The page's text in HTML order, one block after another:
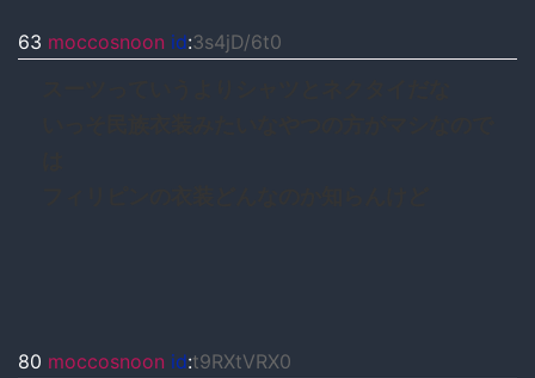
63 moccosnoon id:3s4jD/6t0
80 moccosnoon id:t9RXtVRX0